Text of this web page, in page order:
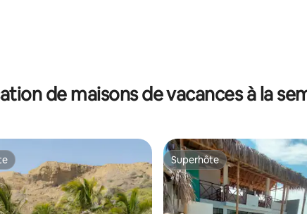
la base de 16 commentaires : 4,88 sur 5
de maisons de vacances à la
Superhôte
Superhôte